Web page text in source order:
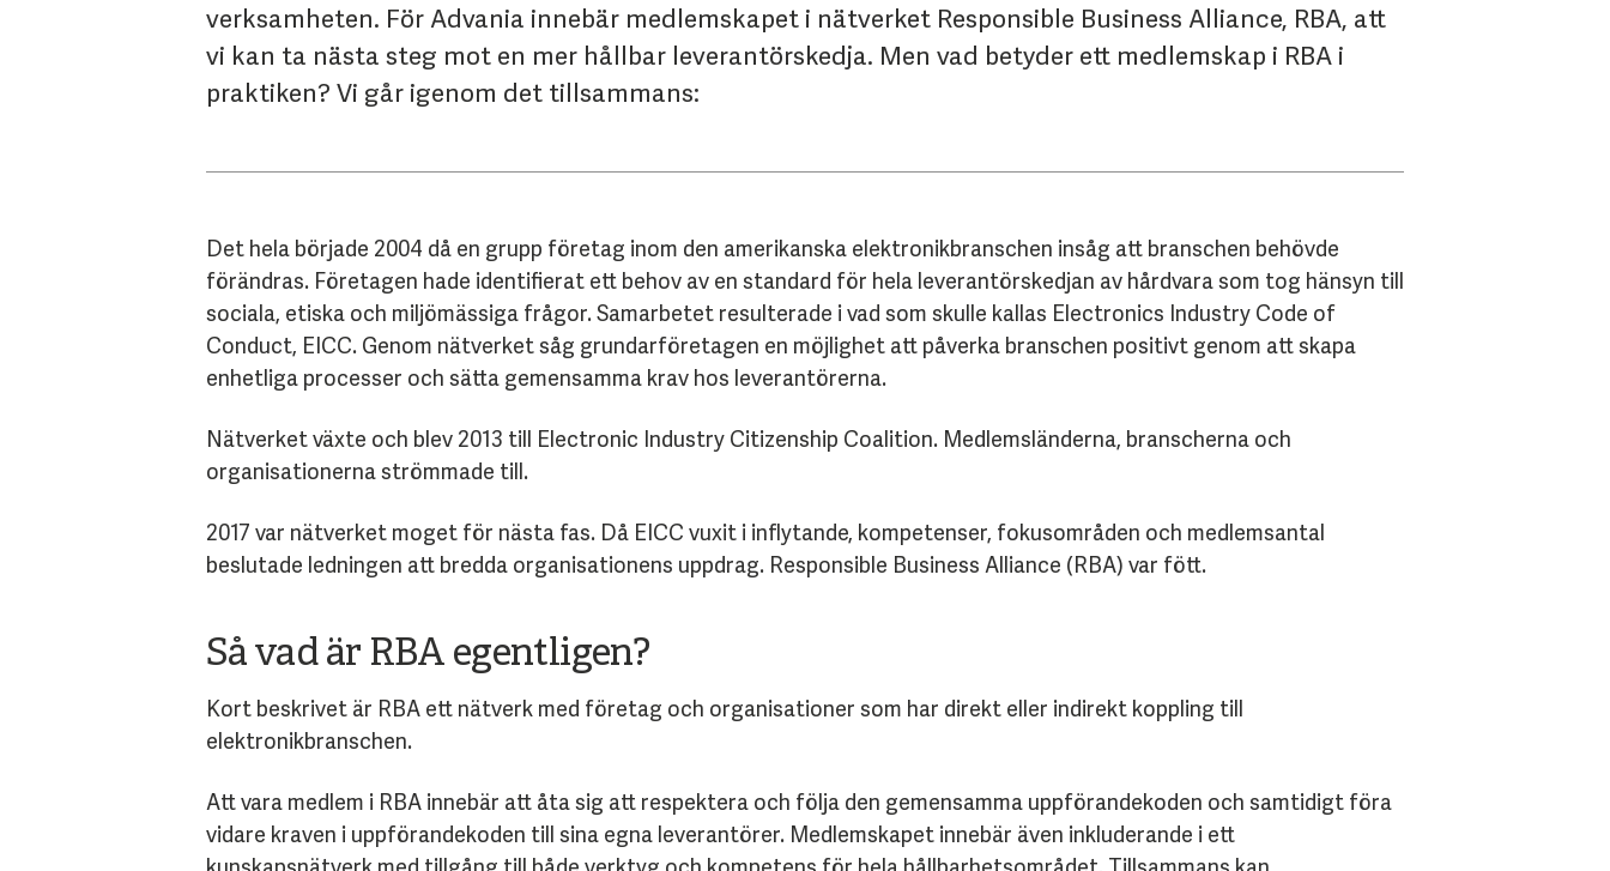
verksamheten. För Advania innebär medlemskapet i nätverket Responsible Business Alliance, RBA, att
vi kan ta nästa steg mot en mer hållbar leverantörskedja. Men vad betyder ett medlemskap i RBA i
praktiken? Vi går igenom det tillsammans:
Det hela började 2004 då en grupp företag inom den amerikanska elektronikbranschen insåg att branschen behövde
förändras. Företagen hade identifierat ett behov av en standard för hela leverantörskedjan av hårdvara som tog hänsyn till
sociala, etiska och miljömässiga frågor. Samarbetet resulterade i vad som skulle kallas Electronics Industry Code of
Conduct, EICC. Genom nätverket såg grundarföretagen en möjlighet att påverka branschen positivt genom att skapa
enhetliga processer och sätta gemensamma krav hos leverantörerna.
Nätverket växte och blev 2013 till Electronic Industry Citizenship Coalition. Medlemsländerna, branscherna och
organisationerna strömmade till.
2017 var nätverket moget för nästa fas. Då EICC vuxit i inflytande, kompetenser, fokusområden och medlemsantal
beslutade ledningen att bredda organisationens uppdrag. Responsible Business Alliance (RBA) var fött.
Så vad är RBA egentligen?
Kort beskrivet är RBA ett nätverk med företag och organisationer som har direkt eller indirekt koppling till
elektronikbranschen.
Att vara medlem i RBA innebär att åta sig att respektera och följa den gemensamma uppförandekoden och samtidigt föra
vidare kraven i uppförandekoden till sina egna leverantörer. Medlemskapet innebär även inkluderande i ett